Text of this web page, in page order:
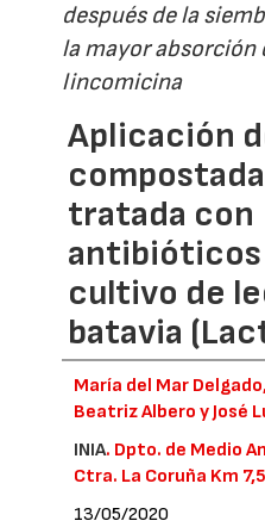
después de la
la mayor absorción
lincomicina
Aplicación
tratada con
antibióticos
cultivo de
batavia
María del Mar
Beatriz Albero y José
INIA. Dpto. de Medio
Ctra. La Coruña Km
13/05/2020